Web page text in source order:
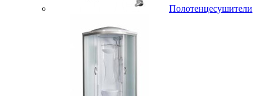
Полотенцесушители